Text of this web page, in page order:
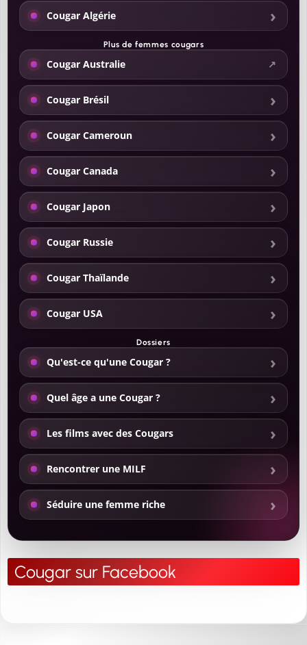
Cougar Algérie
Plus defemmes cougars
Cougar Australie
Cougar Brésil
Cougar Cameroun
Cougar Canada
Cougar Japon
Cougar Russie
Cougar Thaïlande
Cougar USA
Dossiers
Qu'est-ce qu'une Cougar ?
Quel âge a une Cougar ?
Les films avec des Cougars
Rencontrer une MILF
Séduire une femme riche
Cougar sur Facebook